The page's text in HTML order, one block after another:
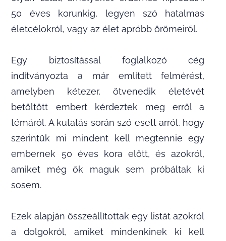
50 éves korunkig, legyen szó hatalmas
életcélokról, vagy az élet apróbb örömeiről.
Egy biztosítással foglalkozó cég
indítványozta a már említett felmérést,
amelyben kétezer, ötvenedik életévét
betöltött embert kérdeztek meg erről a
témáról. A kutatás során szó esett arról, hogy
szerintük mi mindent kell megtennie egy
embernek 50 éves kora előtt, és azokról,
amiket még ők maguk sem próbáltak ki
sosem.
Ezek alapján összeállítottak egy listát azokról
a dolgokról, amiket mindenkinek ki kell